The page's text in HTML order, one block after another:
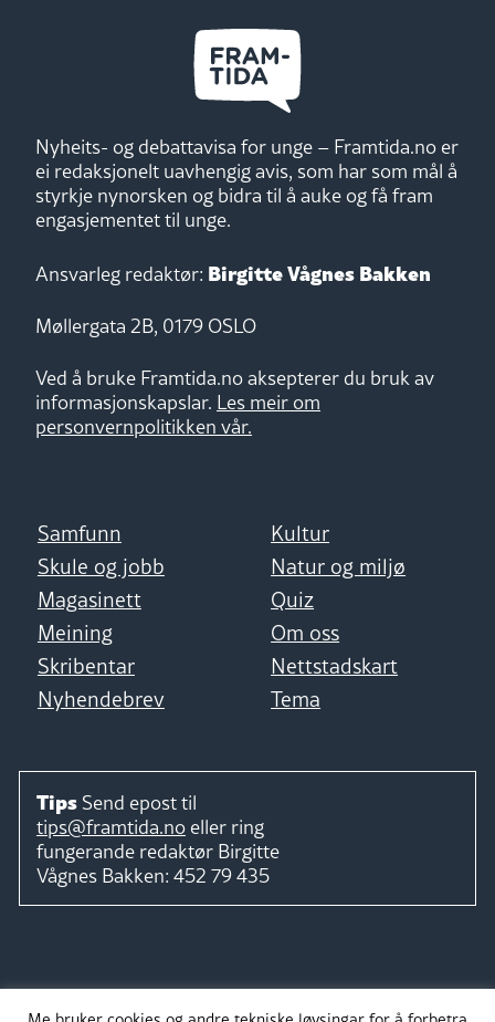
Nyheits- og debattavisa for unge – Framtida.no er
ei redaksjonelt uavhengig avis, som har som mål å
styrkje nynorsken og bidra til å auke og få fram
engasjementet til unge.
Ansvarleg redaktør: Birgitte Vågnes Bakken
Møllergata 2B, 0179 OSLO
Ved å bruke Framtida.no aksepterer du bruk av
informasjonskapslar. Les meir om
personvernpolitikken vår.
Samfunn
Kultur
Skule og jobb
Natur og miljø
Magasinett
Quiz
Meining
Om oss
Skribentar
Nettstadskart
Nyhendebrev
Tema
Tips Send epost til
tips@framtida.no eller ring
fungerande redaktør Birgitte
Vågnes Bakken: 452 79 435